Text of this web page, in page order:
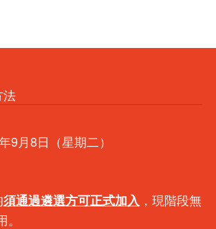
法
9月8日（星期二）
須通過遴選方可正式加入 ，現階段無